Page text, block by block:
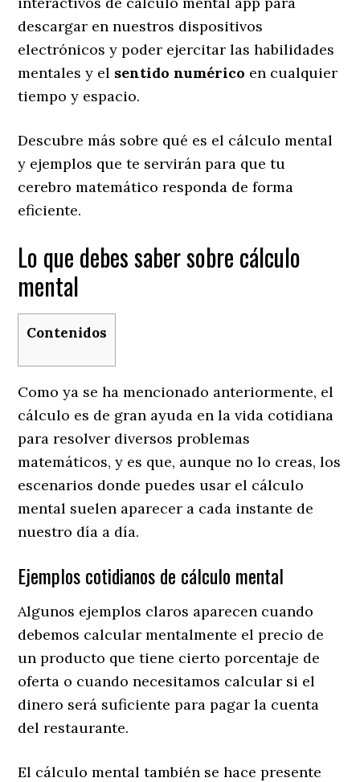
descargar en nuestros dispositivos
electrónicos y poder ejercitar las habilidades
mentales y el sentido numérico en cualquier
tiempo y espacio.
Descubre más sobre qué es el cálculo mental
y ejemplos que te servirán para que tu
cerebro matemático responda de forma
eficiente.
Lo que debes saber sobre cálculo
mental
Contenidos
Como ya se ha mencionado anteriormente, el
cálculo es de gran ayuda en la vida cotidiana
para resolver diversos problemas
matemáticos, y es que, aunque no lo creas, los
escenarios donde puedes usar el cálculo
mental suelen aparecer a cada instante de
nuestro día a día.
Ejemplos cotidianos de cálculo mental
Algunos ejemplos claros aparecen cuando
debemos calcular mentalmente el precio de
un producto que tiene cierto porcentaje de
oferta o cuando necesitamos calcular si el
dinero será suficiente para pagar la cuenta
del restaurante.
El cálculo mental también se hace presente